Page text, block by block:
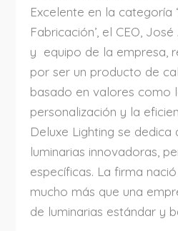
Excelente en la categoría
Fabricación’, el CEO,
y equipo de la empresa,
por ser un producto de
basado en valores como
personalización y la
Deluxe Lighting se
luminarias innovadoras,
específicas. La firma
mucho más que una
de luminarias estándar y